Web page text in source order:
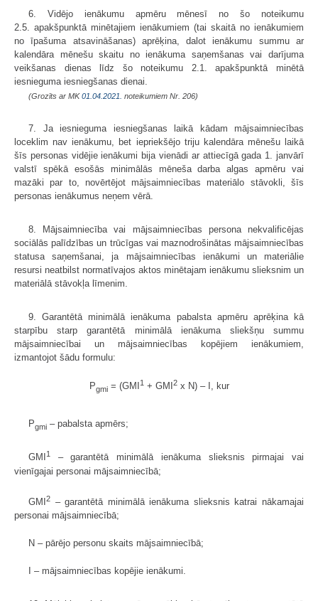
6. Vidējo ienākumu apmēru mēnesī no šo noteikumu
2.5. apakšpunktā minētajiem ienākumiem (tai skaitā no ienākumiem
no īpašuma atsavināšanas) aprēķina, dalot ienākumu summu ar
kalendāra mēnešu skaitu no ienākuma saņemšanas vai darījuma
veikšanas dienas līdz šo noteikumu 2.1. apakšpunktā minētā
iesnieguma iesniegšanas dienai.
(Grozīts ar MK01.04.2021. noteikumiem Nr. 206)
7. Ja iesnieguma iesniegšanas laikā kādam mājsaimniecības
loceklim nav ienākumu, bet iepriekšējo triju kalendāra mēnešu laikā
šīs personas vidējie ienākumi bija vienādi ar attiecīgā gada 1. janvārī
valstī spēkā esošās minimālās mēneša darba algas apmēru vai
mazāki par to, novērtējot mājsaimniecības materiālo stāvokli, šīs
personas ienākumus neņem vērā.
8. Mājsaimniecība vai mājsaimniecības persona nekvalificējas
sociālās palīdzības un trūcīgas vai maznodrošinātas mājsaimniecības
statusa saņemšanai, ja mājsaimniecības ienākumi un materiālie
resursi neatbilst normatīvajos aktos minētajam ienākumu slieksnim un
materiālā stāvokļa līmenim.
9. Garantētā minimālā ienākuma pabalsta apmēru aprēķina kā
starpību starp garantētā minimālā ienākuma sliekšņu summu
mājsaimniecībai un mājsaimniecības kopējiem ienākumiem,
izmantojot šādu formulu:
Pgmi= (GMI 1+ GMI 2x N) – I, kur
Pgmi – pabalsta apmērs;
GMI 1
– garantētā minimālā ienākuma slieksnis pirmajai vai
vienīgajai personai mājsaimniecībā;
GMI 2 – garantētā minimālā ienākuma slieksnis katrai nākamajai
personai mājsaimniecībā;
N – pārējo personu skaits mājsaimniecībā;
I – mājsaimniecības kopējie ienākumi.